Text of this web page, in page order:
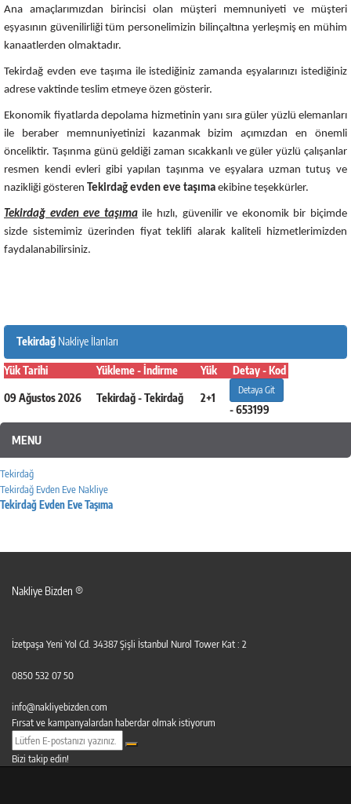
Ana amaçlarımızdan birincisi olan müşteri memnuniyeti ve müşteri
eşyasının güvenilirliği tüm personelimizin bilinçaltına yerleşmiş en mühim
kanaatlerden olmaktadır.
Tekirdağ evden eve taşıma ile istediğiniz zamanda eşyalarınızı istediğiniz
adrese vaktinde teslim etmeye özen gösterir.
Ekonomik fiyatlarda depolama hizmetinin yanı sıra güler yüzlü elemanları
ile beraber memnuniyetinizi kazanmak bizim açımızdan en önemli
önceliktir. Taşınma günü geldiği zaman sıcakkanlı ve güler yüzlü çalışanlar
resmen kendi evleri gibi yapılan taşınma ve eşyalara uzman tutuş ve
nazikliği gösteren Tekirdağ evden eve taşıma ekibine teşekkürler.
Tekirdağ evden eve taşımaile hızlı, güvenilir ve ekonomik bir biçimde
sizde sistemimiz üzerinden fiyat teklifi alarak kaliteli hizmetlerimizden
faydalanabilirsiniz.
Tekirdağ Nakliye İlanları
Yük Tarihi Yükleme - İndirme Yük Detay - Kod
09 Ağustos 2026 Tekirdağ - Tekirdağ 2+1
Detaya Git
- 653199
MENU
Tekirdağ
Tekirdağ Evden Eve Nakliye
Tekirdağ Evden Eve Taşıma
Nakliye Bizden ®
İzetpaşa Yeni Yol Cd. 34387 Şişli İstanbul Nurol Tower Kat : 2
0850 532 07 50
info@nakliyebizden.com
Fırsat ve kampanyalardan haberdar olmak istiyorum
Bizi takip edin!